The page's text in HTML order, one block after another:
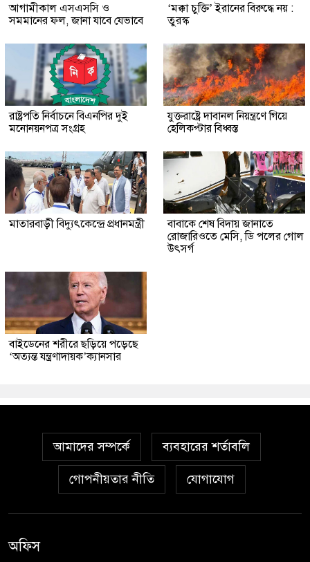
আগামীকাল এসএসসি ও
সমমানের ফল, জানা যাবে যেভাবে
‘মক্কা চুক্তি’ ইরানের বিরুদ্ধে নয় :
তুরস্ক
রাষ্ট্রপতি নির্বাচনে বিএনপির দুই
মনোনয়নপত্র সংগ্রহ
যুক্তরাষ্ট্রে দাবানল নিয়ন্ত্রণে গিয়ে
হেলিকপ্টার বিধ্বস্ত
মাতারবাড়ী বিদ্যুৎকেন্দ্রে প্রধানমন্ত্রী
বাবাকে শেষ বিদায় জানাতে
রোজারিওতে মেসি, ডি পলের গোল
উৎসর্গ
বাইডেনের শরীরে ছড়িয়ে পড়েছে
‘অত্যন্ত যন্ত্রণাদায়ক’ক্যানসার
আমাদের সম্পর্কে ব্যবহারের শর্তাবলি
গোপনীয়তার নীতি যোগাযোগ
অফিস